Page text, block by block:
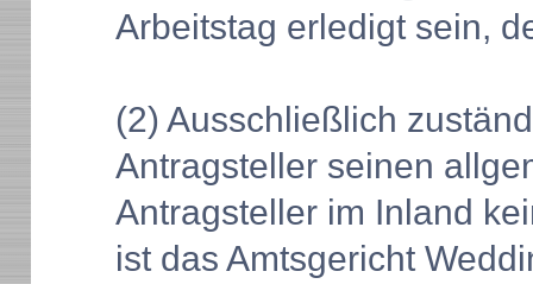
Arbeitstag erledigt sein,
(2) Ausschließlich
Antragsteller seinen
Antragsteller im Inland
ist das Amtsgericht